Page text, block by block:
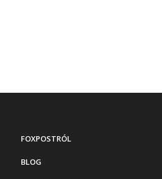
FOXPOSTRÓL
BLOG